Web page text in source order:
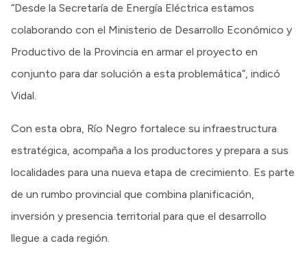
“Desde la Secretaría de Energía Eléctrica estamos
colaborando con el Ministerio de Desarrollo Económico y
Productivo de la Provincia en armar el proyecto en
conjunto para dar solución a esta problemática”, indicó
Vidal.
Con esta obra, Río Negro fortalece su infraestructura
estratégica, acompaña a los productores y prepara a sus
localidades para una nueva etapa de crecimiento. Es parte
de un rumbo provincial que combina planificación,
inversión y presencia territorial para que el desarrollo
llegue a cada región.